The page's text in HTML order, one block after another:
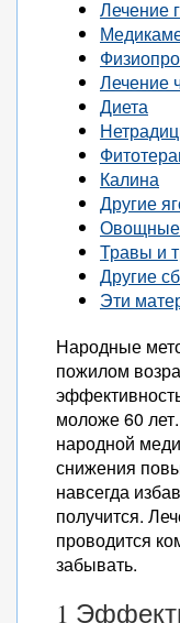
Лечение
Лечение
Диета
Калина
Другие
Овощные
Травы и
Другие
Эти
Народные
пожилом
моложе 60
народной
снижения
навсегда
получится.
проводится
забывать.
1